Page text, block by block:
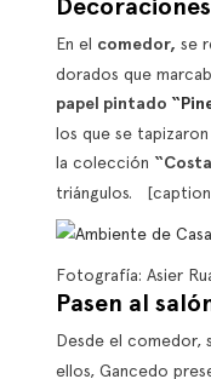
En el comedor, se
dorados que
papel pintado
los que se
la colección
triángulos.
Fotografía: Asier
Pasen al
Desde el comedor,
ellos, Gancedo